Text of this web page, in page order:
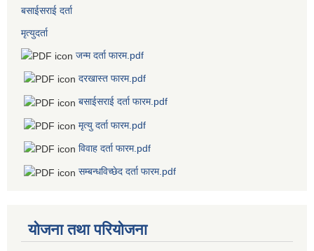
बसाईसराई दर्ता
मृत्युदर्ता
जन्म दर्ता फारम.pdf
दरखास्त फारम.pdf
बसाईसराई दर्ता फारम.pdf
मृत्यु दर्ता फारम.pdf
विवाह दर्ता फारम.pdf
सम्बन्धविच्छेद दर्ता फारम.pdf
योजना तथा परियोजना